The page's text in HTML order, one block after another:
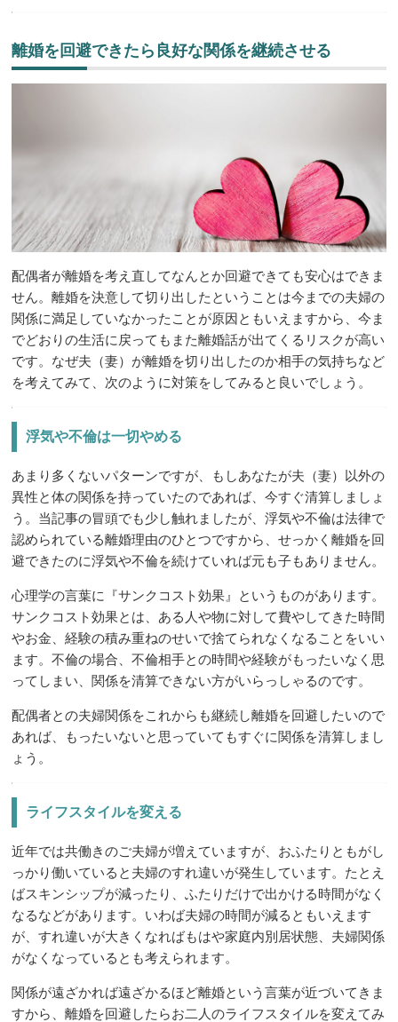
離婚を回避できたら良好な関係を継続させる
配偶者が離婚を考え直してなんとか回避できても安心はできま
せん。離婚を決意して切り出したということは今までの夫婦の
関係に満足していなかったことが原因ともいえますから、今ま
でどおりの生活に戻ってもまた離婚話が出てくるリスクが高い
です。なぜ夫（妻）が離婚を切り出したのか相手の気持ちなど
を考えてみて、次のように対策をしてみると良いでしょう。
浮気や不倫は一切やめる
あまり多くないパターンですが、もしあなたが夫（妻）以外の
異性と体の関係を持っていたのであれば、今すぐ清算しましょ
う。当記事の冒頭でも少し触れましたが、浮気や不倫は法律で
認められている離婚理由のひとつですから、せっかく離婚を回
避できたのに浮気や不倫を続けていれば元も子もありません。
心理学の言葉に『サンクコスト効果』というものがあります。
サンクコスト効果とは、ある人や物に対して費やしてきた時間
やお金、経験の積み重ねのせいで捨てられなくなることをいい
ます。不倫の場合、不倫相手との時間や経験がもったいなく思
ってしまい、関係を清算できない方がいらっしゃるのです。
配偶者との夫婦関係をこれからも継続し離婚を回避したいので
あれば、もったいないと思っていてもすぐに関係を清算しまし
ょう。
ライフスタイルを変える
近年では共働きのご夫婦が増えていますが、おふたりともがし
っかり働いていると夫婦のすれ違いが発生しています。たとえ
ばスキンシップが減ったり、ふたりだけで出かける時間がなく
なるなどがあります。いわば夫婦の時間が減るともいえます
が、すれ違いが大きくなればもはや家庭内別居状態、夫婦関係
がなくなっているとも考えられます。
関係が遠ざかれば遠ざかるほど離婚という言葉が近づいてきま
すから、離婚を回避したらお二人のライフスタイルを変えてみ